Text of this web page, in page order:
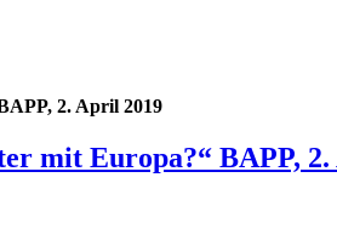
2. April 2019
mit Europa?“ BAPP,